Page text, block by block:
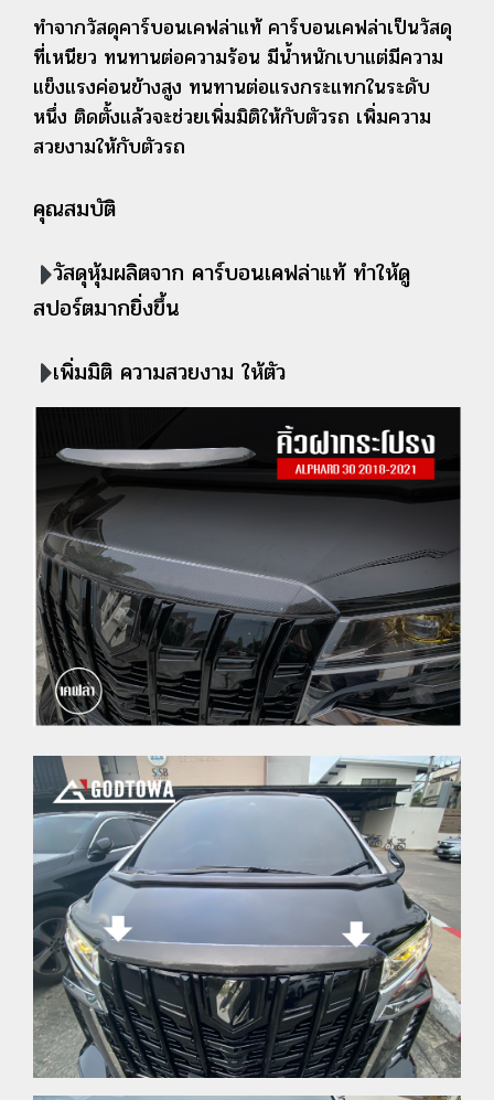
ทำจากวัสดุคาร์บอนเคฟล่าแท้ คาร์บอนเคฟล่าเป็นวัสดุ
ที่เหนียว ทนทานต่อความร้อน มีน้ำหนักเบาแต่มีความ
แข็งแรงค่อนข้างสูง ทนทานต่อแรงกระแทกในระดับ
หนึ่ง ติดตั้งแล้วจะช่วยเพิ่มมิติให้กับตัวรถ เพิ่มความ
สวยงามให้กับตัวรถ
คุณสมบัติ
วัสดุหุ้มผลิตจาก คาร์บอนเคฟล่าแท้ ทำให้ดู
สปอร์ตมากยิ่งขึ้น
เพิ่มมิติ ความสวยงาม ให้ตัว